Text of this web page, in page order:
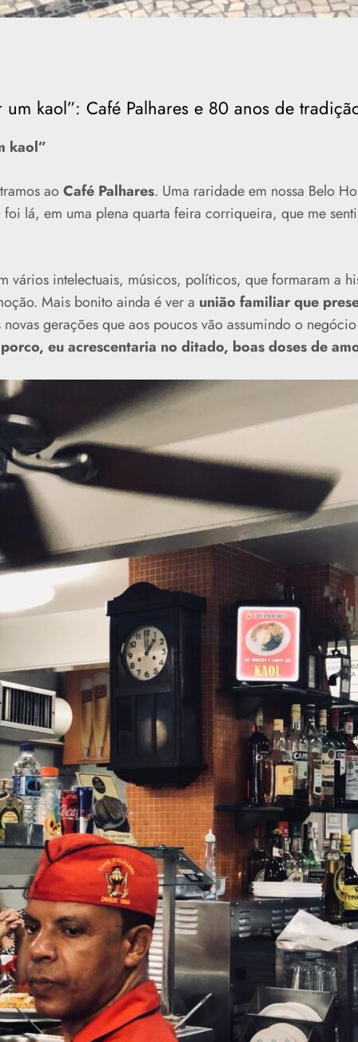
kaol”: Café Palhares e 80 anos de
kaol”
aoCafé Palhares. Uma raridade em nossa Belo
lá, em uma plena quarta feira corriqueira, que me
vários intelectuais, músicos, políticos, que formaram a
Mais bonito ainda é ver a união familiar que
gerações que aos poucos vão assumindo o
eu acrescentaria no ditado, boas doses de